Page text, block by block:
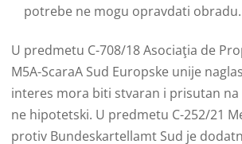
potrebe ne mogu opravdati obradu.
U predmetu C-708/18 Asociaţia de
M5A-ScaraA Sud Europske unije
interes mora biti stvaran i prisutan
ne hipotetski. U predmetu C-252/21
protiv Bundeskartellamt Sud je